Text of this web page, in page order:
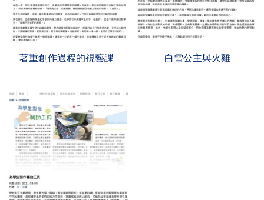
著重創作過程的視藝課 白雪公主與火雞